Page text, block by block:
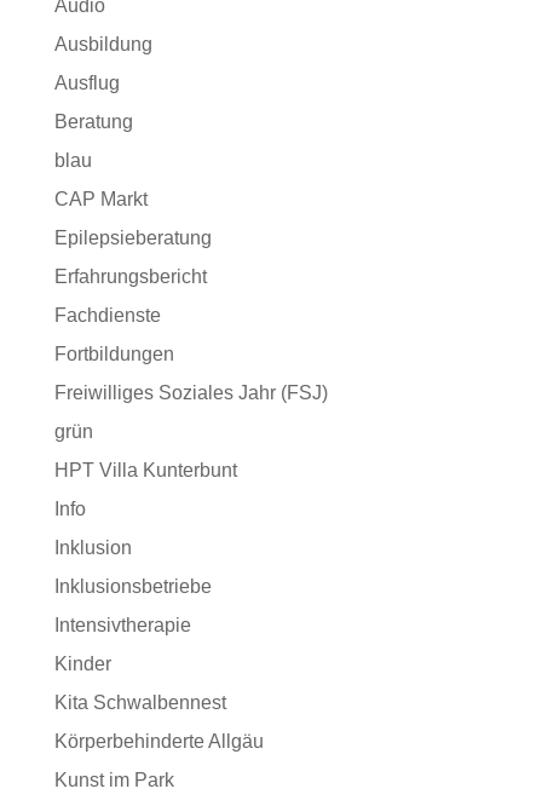
Audio
Ausbildung
Ausflug
Beratung
blau
CAP Markt
Epilepsieberatung
Erfahrungsbericht
Fachdienste
Fortbildungen
Freiwilliges Soziales Jahr (FSJ)
grün
HPT Villa Kunterbunt
Info
Inklusion
Inklusionsbetriebe
Intensivtherapie
Kinder
Kita Schwalbennest
Körperbehinderte Allgäu
Kunst im Park